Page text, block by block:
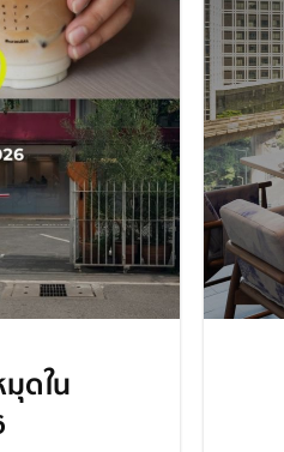
ดใน